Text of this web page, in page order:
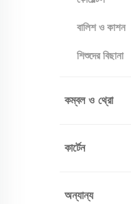
বালিশ ও কাশন
শিশুদের বিছানা
কম্বল ও থ্রো
কার্টেন
অন্যান্য